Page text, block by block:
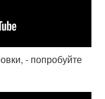
- попробуйте